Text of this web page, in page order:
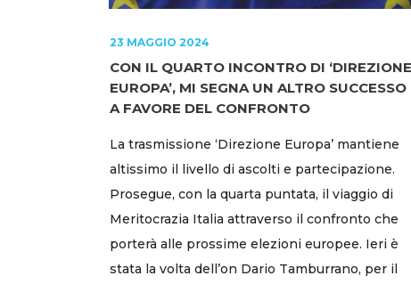
23 MAGGIO 2024
CON IL QUARTO INCONTRO DI ‘DIREZIONE
EUROPA’, MI SEGNA UN ALTRO SUCCESSO
A FAVORE DEL CONFRONTO
La trasmissione ‘Direzione Europa’ mantiene
altissimo il livello di ascolti e partecipazione.
Prosegue, con la quarta puntata, il viaggio di
Meritocrazia Italia attraverso il confronto che
porterà alle prossime elezioni europee. Ieri è
stata la volta dell’on Dario Tamburrano, per il